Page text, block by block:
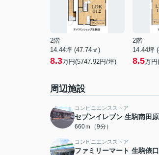
2階
14.44坪 (47.74㎡)
8.3万円(5747.92円/坪)
2階
14.44坪
8.5万円
周辺施設
コンビニエンスストア
セブンイレブン 生駒南田
660ｍ（9分）
コンビニエンスストア
ファミリーマート 生駒俵